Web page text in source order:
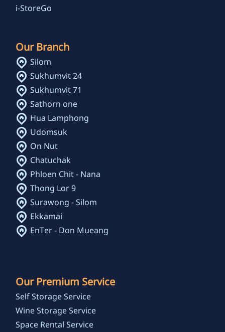
i-StoreGo
Our Branch
Silom
Sukhumvit 24
Sukhumvit 71
Sathorn one
Hua Lamphong
Udomsuk
On Nut
Chatuchak
Phloen Chit - Nana
Thong Lor 9
Surawong - Silom
Ekkamai
EnTer - Don Mueang
Our Premium Service
Self Storage Service
Wine Storage Service
Space Rental Service